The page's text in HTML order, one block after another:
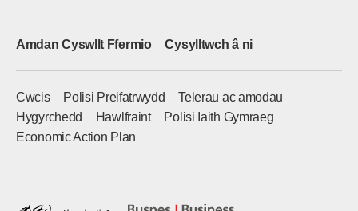
Amdan Cyswllt Ffermio Cysylltwch â ni
Cwcis Polisi Preifatrwydd
Telerau ac amodau
Hygyrchedd
Hawlfraint
Polisi Iaith Gymraeg
Economic Action Plan